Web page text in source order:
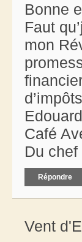
Bonne
Faut
mon
Café
Du
Répondre
Vent